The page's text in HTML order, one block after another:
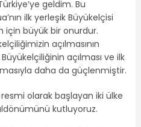
geldim. Bu
ilk yerleşik Büyükelçisi
için büyük bir onurdur.
açılmasının
açılması ve ilk
daha da güçlenmiştir.
resmi olarak başlayan iki ülke
kutluyoruz.